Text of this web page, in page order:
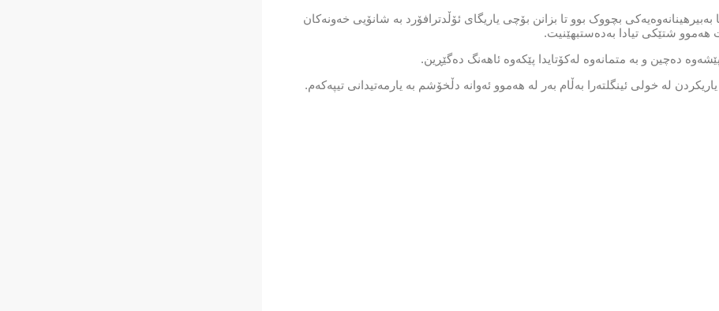
بچووک بوو تا بزانن بۆچی یاریگای ئۆڵدترافۆرد بە شانۆیی خەونەکان
هەموو شتێکی تیادا بەدەستبهێنیت.
دەچین و بە متمانەوە لەکۆتایدا پێکەوە ئاهەنگ دەگێڕین.
لە خولی ئینگلتەرا بەڵام بەر لە هەموو ئەوانە دڵخۆشم بە یارمەتیدانی تیپەکەم.